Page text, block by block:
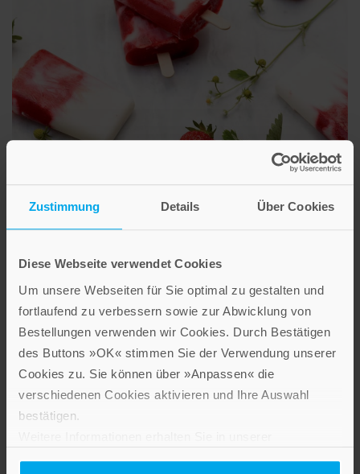
Zustimmung Details Über Cookies
Diese Webseite verwendet Cookies
Um unsere Webseiten für Sie optimal zu gestalten und
fortlaufend zu verbessern sowie zur Abwicklung von
Bestellungen verwenden wir Cookies. Durch Bestätigen
des Buttons »OK« stimmen Sie der Verwendung unserer
Cookies zu. Sie können über »Anpassen« die
verschiedenen Cookies aktivieren und Ihre Auswahl
bestätigen.
Rezept für Eis am Stiel aus Erdbeer-Quark
Im Sommer dürfen Erdbeeren nicht fehlen. Probieren Sie diese
REZEPT